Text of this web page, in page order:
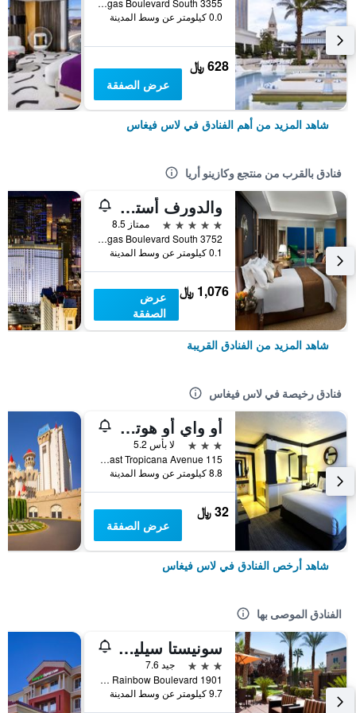
3355 Las Vegas Boulevard South, لاس فيغاس, NV, الولايات المتحدة الأميريكية
0.0 كيلومتر عن وسط المدينة
628 ﷼
عرض الصفقة
شاهد المزيد من أهم الفنادق في لاس فيغاس
فنادق بالقرب من منتجع وكازينو أريا
والدورف أستوريا لاس فيغاس
5 نجوم
ممتاز 8.5
3752 Las Vegas Boulevard South, لاس فيغاس, NV, الولايات المتحدة الأميريكية
0.1 كيلومتر عن وسط المدينة
1,076 ﷼
عرض
الصفقة
شاهد المزيد من الفنادق القريبة
فنادق رخيصة في لاس فيغاس
أو واي أو هوتل آند كازينو لاس فيجاس
3 نجوم
لا بأس 5.2
115 East Tropicana Avenue, لاس فيغاس, NV, الولايات المتحدة الأميريكية
8.8 كيلومتر عن وسط المدينة
32 ﷼
عرض الصفقة
شاهد أرخص الفنادق في لاس فيغاس
الفنادق الموصى بها
سونيستا سيليكت لاس فيجاس سامرلين
3 نجوم
جيد 7.6
1901 North Rainbow Boulevard, لاس فيغاس, NV, الولايات المتحدة الأميريكية
9.7 كيلومتر عن وسط المدينة